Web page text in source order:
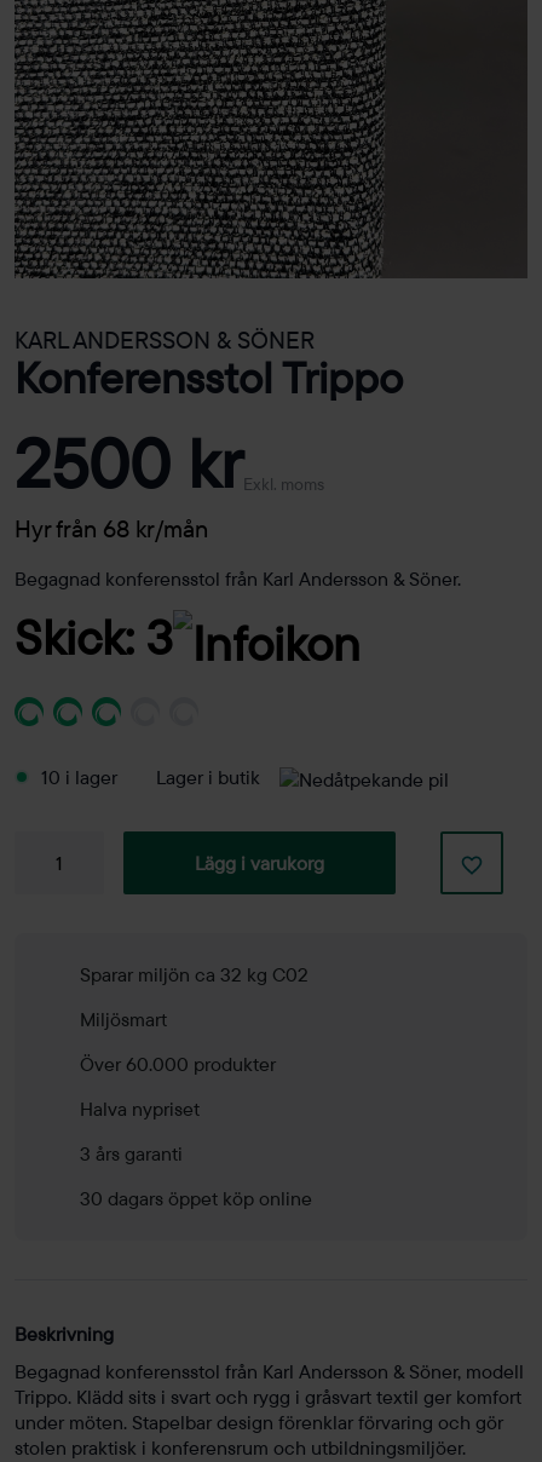
KARL ANDERSSON & SÖNER
Konferensstol Trippo
2500 krExkl. moms
Hyr från 68 kr/mån
Begagnad konferensstol från Karl Andersson & Söner.
Skick: 3
10 i lager Lager i butik
Konferensstol
Lägg i varukorg
Sparar miljön ca 32 kg C02
Miljösmart
Över 60.000 produkter
Halva nypriset
3 års garanti
30 dagars öppet köp online
Beskrivning
Begagnad konferensstol från Karl Andersson & Söner, modell
Trippo. Klädd sits i svart och rygg i gråsvart textil ger komfort
under möten. Stapelbar design förenklar förvaring och gör
stolen praktisk i konferensrum och utbildningsmiljöer.